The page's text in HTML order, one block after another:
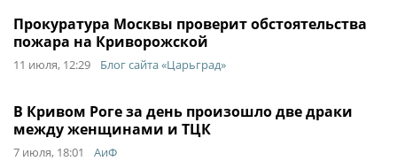
Прокуратура Москвы проверит обстоятельства
пожара на Криворожской
11 июля, 12:29 Блог сайта «Царьград»
В Кривом Роге за день произошло две драки
между женщинами и ТЦК
7 июля, 18:01 АиФ